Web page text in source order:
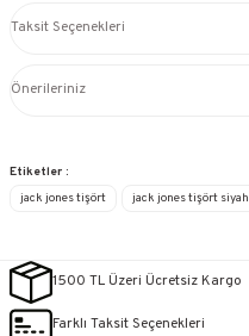
Taksit Seçenekleri
Önerileriniz
Etiketler :
jack jones tişört
jack jones tişört siyah
1500 TL Üzeri Ücretsiz Kargo
Farklı Taksit Seçenekleri